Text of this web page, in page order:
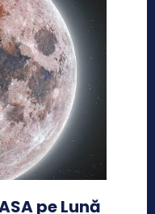
pe Lună